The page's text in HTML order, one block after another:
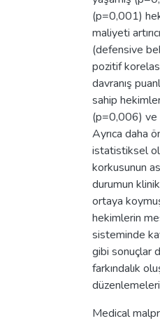
(p=0,001)
maliyeti
(defensive
pozitif
davranış
sahip
(p=0,006) ve
Ayrıca daha
istatistiksel
korkusunun
durumun
ortaya
hekimlerin
sisteminde
gibi sonuçlar
farkındalık
Medical